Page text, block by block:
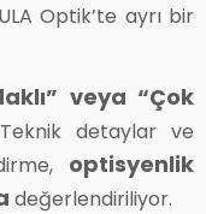
Optik’te ayrı bir
veya “Çok
Teknik detaylar ve
optisyenlik
değerlendiriliyor.